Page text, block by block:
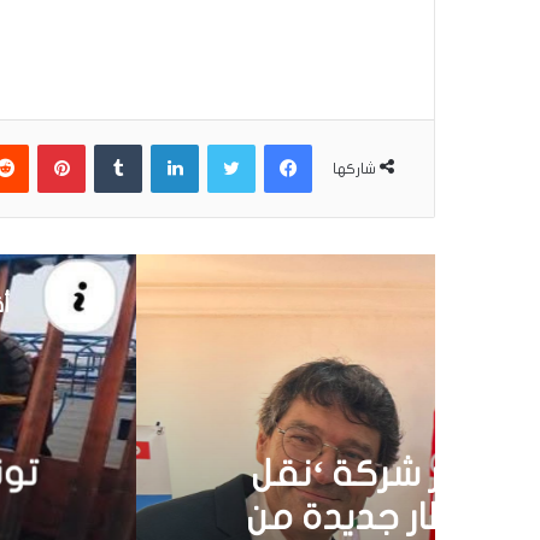
شاركها
فيسبوكتويتر لينكدإن
30 يونيو 2026
تونس تطلق أول قارب